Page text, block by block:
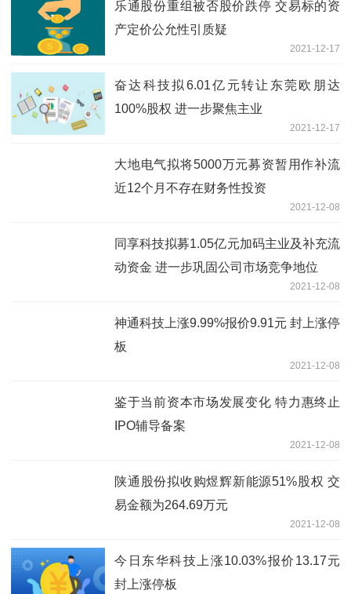
乐通股份重组被否股价跌停 交易标的资
产定价公允性引质疑
2021-12-17
奋达科技拟6.01亿元转让东莞欧朋达
100%股权 进一步聚焦主业
2021-12-17
大地电气拟将5000万元募资暂用作补流
近12个月不存在财务性投资
2021-12-08
同享科技拟募1.05亿元加码主业及补充流
动资金 进一步巩固公司市场竞争地位
2021-12-08
神通科技上涨9.99%报价9.91元 封上涨停
板
2021-12-08
鉴于当前资本市场发展变化 特力惠终止
IPO辅导备案
2021-12-08
陕通股份拟收购煜辉新能源51%股权 交
易金额为264.69万元
2021-12-08
今日东华科技上涨10.03%报价13.17元
封上涨停板